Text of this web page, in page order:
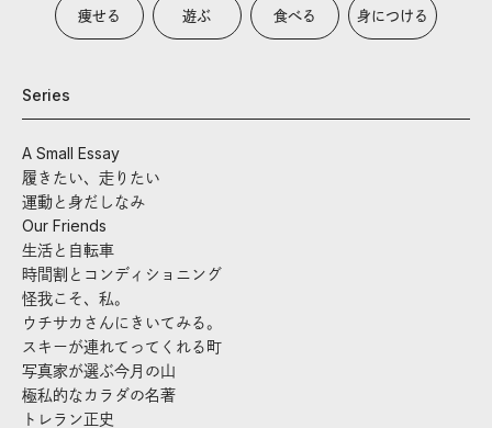
痩せる 遊ぶ 食べる 身につける
Series
A Small Essay
履きたい、走りたい
運動と身だしなみ
Our Friends
生活と自転車
時間割とコンディショニング
怪我こそ、私。
ウチサカさんにきいてみる。
スキーが連れてってくれる町
写真家が選ぶ今月の山
極私的なカラダの名著
トレラン正史